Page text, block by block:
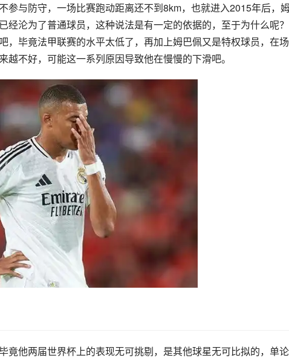
参与防守，一场比赛跑动距离还不到8km，也就进入2015年后，
经沦为了普通球员，这种说法是有一定的依据的，至于为什么呢
，毕竟法甲联赛的水平太低了，再加上姆巴佩又是特权球员，在
不好，可能这一系列原因导致他在慢慢的下滑吧。
竟他两届世界杯上的表现无可挑剔，是其他球星无可比拟的，单